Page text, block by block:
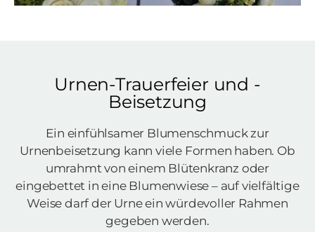
Urnen-Trauerfeier und -
Beisetzung
Ein einfühlsamer Blumenschmuck zur
Urnenbeisetzung kann viele Formen haben. Ob
umrahmt von einem Blütenkranz oder
eingebettet in eine Blumenwiese – auf vielfältige
Weise darf der Urne ein würdevoller Rahmen
gegeben werden.